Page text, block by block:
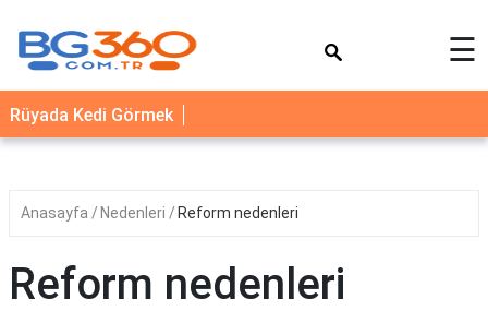
YEMEK
TARİFLERİ
SAĞLIK
☰
Rüyada Kedi Görmek
Anasayfa Nedenleri Reform nedenleri
Reform nedenleri